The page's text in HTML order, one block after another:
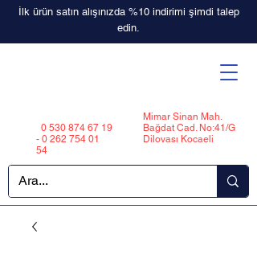
İlk ürün satın alışınızda %10 indirimi şimdi talep
edin.
0 530 874 67 19
- 0 262 754 01
54
Mimar Sinan Mah.
Bağdat Cad. No:41/G
Dilovası Kocaeli